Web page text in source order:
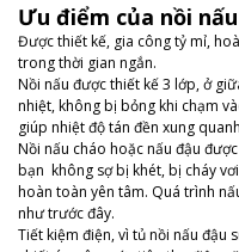
Ưu điểm của nồi
Được thiết kế, gia công tỷ mỉ,
trong thời gian ngắn.
Nồi nấu được thiết kế 3 lớp, ở
nhiệt, không bị bỏng khi chạm
giúp nhiệt độ tán đền xung
Nồi nấu cháo hoặc nấu đậu được
bạn không sợ bị khét, bị cháy
hoàn toàn yên tâm. Quá trình
như trước đây.
Tiết kiệm điện, vì tủ nồi nấu đậu